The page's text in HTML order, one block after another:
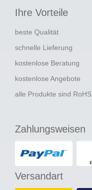
Ihre Vorteile
beste Qualität
schnelle Lieferung
kostenlose Beratung
kostenlose Angebote
alle Produkte sind
Zahlungsweisen
Versandart